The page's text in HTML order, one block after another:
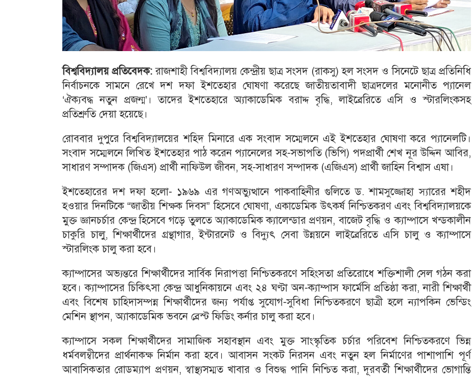
বিশ্ববিদ্যালয় প্রতিবেদক: রাজশাহী বিশ্ববিদ্যালয় কেন্দ্রীয় ছাত্র সংসদ (রাকসু) হল সংসদ ও সিনেটে ছাত্র প্রতিনিধি
নির্বাচনকে সামনে রেখে দশ দফা ইশতেহার ঘোষণা করেছে জাতীয়তাবাদী ছাত্রদলের মনোনীত প্যানেল
‘ঐক্যবদ্ধ নতুন প্রজন্ম’। তাদের ইশতেহারে অ্যাকাডেমিক বরাদ্দ বৃদ্ধি, লাইব্রেরিতে এসি ও স্টারলিংকসহ
প্রতিশ্রুতি দেয়া হয়েছে।
রোববার দুপুরে বিশ্ববিদ্যালয়ের শহিদ মিনারে এক সংবাদ সম্মেলনে এই ইশতেহার ঘোষণা করে প্যানেলটি।
সংবাদ সম্মেলনে লিখিত ইশতেহার পাঠ করেন প্যানেলের সহ-সভাপতি (ভিপি) পদপ্রার্থী শেখ নূর উদ্দিন আবির,
সাধারণ সম্পাদক (জিএস) প্রার্থী নাফিউল জীবন, সহ-সাধারণ সম্পাদক (এজিএস) প্রার্থী জাহিন বিশ্বাস এষা।
ইশতেহারের দশ দফা হলো- ১৯৬৯ এর গণঅভ্যুত্থানে পাকবাহিনীর গুলিতে ড. শামসুজ্জোহা স্যারের শহীদ
হওয়ার দিনটিকে “জাতীয় শিক্ষক দিবস” হিসেবে ঘোষণা, একাডেমিক উৎকর্ষ নিশ্চিতকরণ এবং বিশ্ববিদ্যালয়কে
মুক্ত জ্ঞানচর্চার কেন্দ্র হিসেবে গড়ে তুলতে অ্যাকাডেমিক ক্যালেন্ডার প্রণয়ন, বাজেট বৃদ্ধি ও ক্যাম্পাসে খন্ডকালীন
চাকুরি চালু, শিক্ষার্থীদের গ্রন্থাগার, ইন্টারনেট ও বিদ্যুৎ সেবা উন্নয়নে লাইব্রেরিতে এসি চালু ও ক্যাম্পাসে
স্টারলিংক চালু করা হবে।
ক্যাম্পাসের অভ্যন্তরে শিক্ষার্থীদের সার্বিক নিরাপত্তা নিশ্চিতকরণে সহিংসতা প্রতিরোধে শক্তিশালী সেল গঠন করা
হবে। ক্যাম্পাসের চিকিৎসা কেন্দ্র আধুনিকায়নে এবং ২৪ ঘণ্টা অন-ক্যাম্পাস ফার্মেসি প্রতিষ্ঠা করা, নারী শিক্ষার্থী
এবং বিশেষ চাহিদাসম্পন্ন শিক্ষার্থীদের জন্য পর্যাপ্ত সুযোগ-সুবিধা নিশ্চিতকরণে ছাত্রী হলে ন্যাপকিন ভেন্ডিং
মেশিন স্থাপন, অ্যাকাডেমিক ভবনে ব্রেস্ট ফিডিং কর্নার চালু করা হবে।
ক্যাম্পাসে সকল শিক্ষার্থীদের সামাজিক সহাবস্থান এবং মুক্ত সাংস্কৃতিক চর্চার পরিবেশ নিশ্চিতকরণে ভিন্ন
ধর্মবলম্বীদের প্রার্থনাকক্ষ নির্মান করা হবে। আবাসন সংকট নিরসন এবং নতুন হল নির্মাণের পাশাপাশি পূর্ণ
আবাসিকতার রোডম্যাপ প্রণয়ন, স্বাস্থ্যসম্মত খাবার ও বিশুদ্ধ পানি নিশ্চিত করা, দূরবর্তী শিক্ষার্থীদের ভোগান্তি